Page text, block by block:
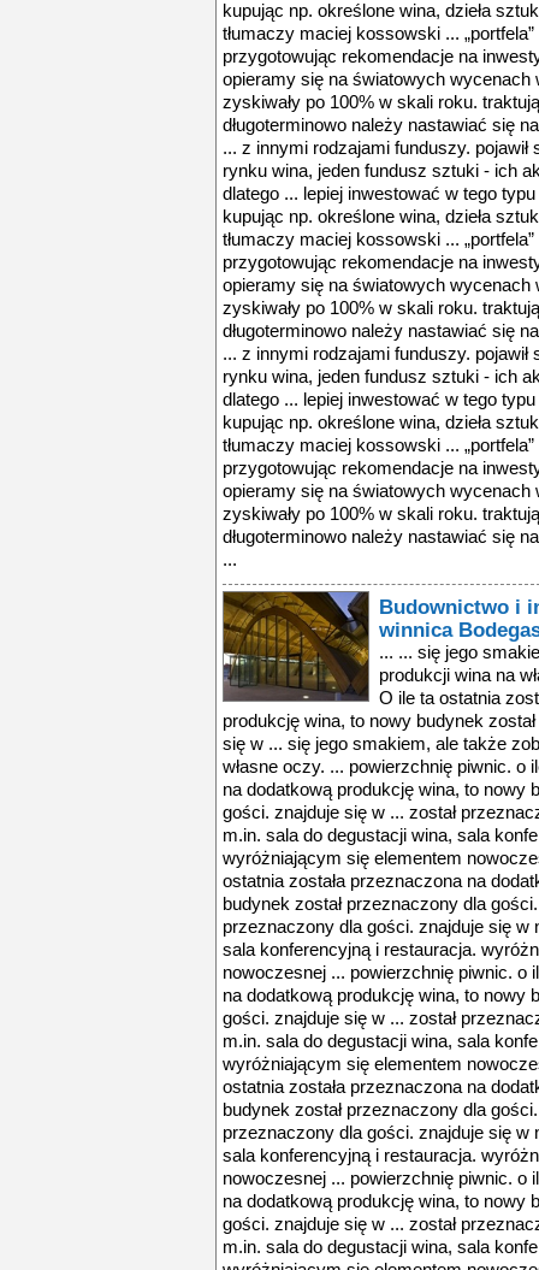
kupując np. określone wina, dzieła
tłumaczy maciej kossowski ...
przygotowując rekomendacje na
opieramy się na światowych wycenach
zyskiwały po 100% w skali roku.
długoterminowo należy nastawiać się
... z innymi rodzajami funduszy. pojawił
rynku wina, jeden fundusz sztuki - ich
dlatego ... lepiej inwestować w tego
kupując np. określone wina, dzieła
tłumaczy maciej kossowski ...
przygotowując rekomendacje na
opieramy się na światowych wycenach
zyskiwały po 100% w skali roku.
długoterminowo należy nastawiać się
... z innymi rodzajami funduszy. pojawił
rynku wina, jeden fundusz sztuki - ich
dlatego ... lepiej inwestować w tego
kupując np. określone wina, dzieła
tłumaczy maciej kossowski ...
przygotowując rekomendacje na
opieramy się na światowych wycenach
zyskiwały po 100% w skali roku.
długoterminowo należy nastawiać się
...
Budownictwo i
winnica
... ... się jego
produkcji wina na
O ile ta ostatnia
produkcję wina, to nowy budynek
się w ... się jego smakiem, ale także
własne oczy. ... powierzchnię piwnic. o
na dodatkową produkcję wina, to nowy
gości. znajduje się w ... został
m.in. sala do degustacji wina, sala
wyróżniającym się elementem
ostatnia została przeznaczona na
budynek został przeznaczony dla
przeznaczony dla gości. znajduje się w
sala konferencyjną i restauracja.
nowoczesnej ... powierzchnię piwnic. o
na dodatkową produkcję wina, to nowy
gości. znajduje się w ... został
m.in. sala do degustacji wina, sala
wyróżniającym się elementem
ostatnia została przeznaczona na
budynek został przeznaczony dla
przeznaczony dla gości. znajduje się w
sala konferencyjną i restauracja.
nowoczesnej ... powierzchnię piwnic. o
na dodatkową produkcję wina, to nowy
gości. znajduje się w ... został
m.in. sala do degustacji wina, sala